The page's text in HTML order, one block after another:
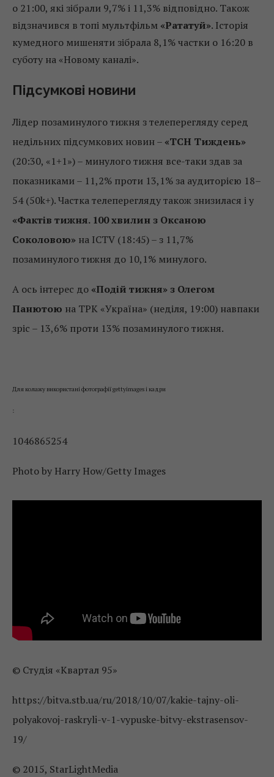
о 21:00, які зібрали 9,7% і 11,3% відповідно. Також
відзначився в топі мультфільм «Рататуй». Історія
кумедного мишеняти зібрала 8,1% частки о 16:20 в
суботу на «Новому каналі».
Підсумкові новини
Лідер позаминулого тижня з телеперегляду серед
недільних підсумкових новин – «ТСН Тиждень»
(20:30, «1+1») – минулого тижня все-таки здав за
показниками – 11,2% проти 13,1% за аудиторією 18–
54 (50k+). Частка телеперегляду також знизилася і у
«Фактів тижня. 100 хвилин з Оксаною
Соколовою» на ICTV (18:45) – з 11,7%
позаминулого тижня до 10,1% минулого.
А ось інтерес до «Подій тижня» з Олегом
Панютою на ТРК «Україна» (неділя, 19:00) навпаки
зріс – 13,6% проти 13% позаминулого тижня.
Для колажу використані фотографії gettyimages і кадри
:
1046865254
Photo by Harry How/Getty Images
© Студія «Квартал 95»
https://bitva.stb.ua/ru/2018/10/07/kakie-tajny-oli-
polyakovoj-raskryli-v-1-vypuske-bitvy-ekstrasensov-
19/
© 2015, StarLightMedia